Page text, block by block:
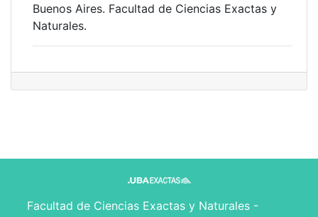
Buenos Aires. Facultad de Ciencias Exactas y
Naturales.
Facultad de Ciencias Exactas y Naturales -